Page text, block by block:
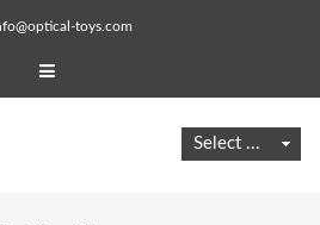
toys.com